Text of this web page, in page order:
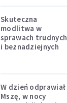
Skuteczna
modlitwa w
sprawach trudnych
i beznadziejnych
W dzień odprawiał
Mszę, w nocy